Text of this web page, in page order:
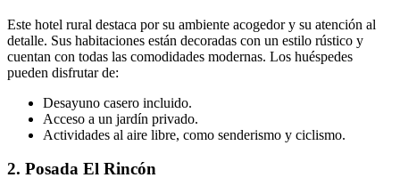
Este hotel rural destaca por su ambiente acogedor y su atención al
detalle. Sus habitaciones están decoradas con un estilo rústico y
cuentan con todas las comodidades modernas. Los huéspedes
pueden disfrutar de:
Desayuno casero incluido.
Acceso a un jardín privado.
Actividades al aire libre, como senderismo y ciclismo.
2. Posada El Rincón